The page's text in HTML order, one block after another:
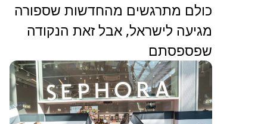
כולם מתרגשים מהחדשות שספורה
מגיעה לישראל, אבל זאת הנקודה
שפספסתם